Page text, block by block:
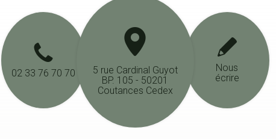
02 33 76 70 70
Nous
écrire
5 rue Cardinal Guyot
BP. 105 - 50201
Coutances Cedex